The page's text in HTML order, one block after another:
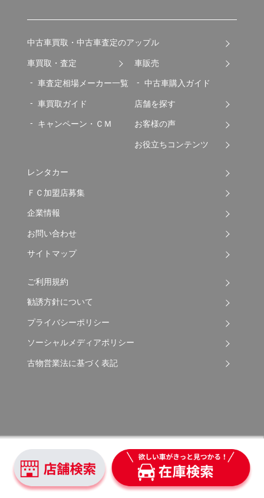
中古車買取・中古車査定のアップル
車買取・査定
車査定相場メーカー一覧
車買取ガイド
キャンペーン・ＣＭ
車販売
中古車購入ガイド
店舗を探す
お客様の声
お役立ちコンテンツ
レンタカー
ＦＣ加盟店募集
企業情報
お問い合わせ
サイトマップ
ご利用規約
勧誘方針について
プライバシーポリシー
ソーシャルメディアポリシー
古物営業法に基づく表記